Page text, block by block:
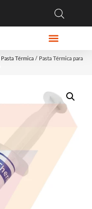
Pasta Térmica / Pasta Térmica para